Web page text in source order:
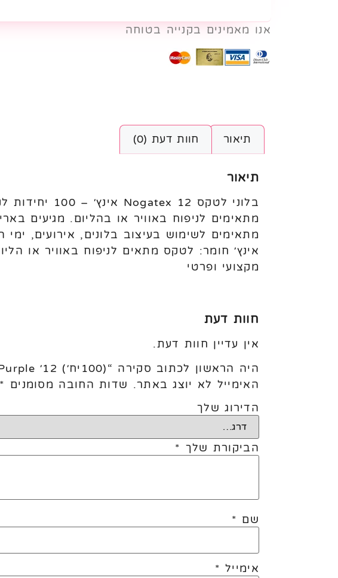
אנו מאמינים בקנייה בטוחה
תיאור חוות דעת (0)
תיאור
מתאימים לניפוח באוויר או בהליום. מגיעים
אינץ׳ חומר: לטקס מתאים לניפוח באוויר או
מקצועי ופרטי
חוות דעת
אין עדיין חוות דעת.
היה הראשון לכתוב סקירה “(100יח׳) 12׳ New Purple”
האימייל לא יוצג באתר. שדות החובה מסומנים *
הדירוג שלך
הביקורת שלך *
שם *
אימייל *